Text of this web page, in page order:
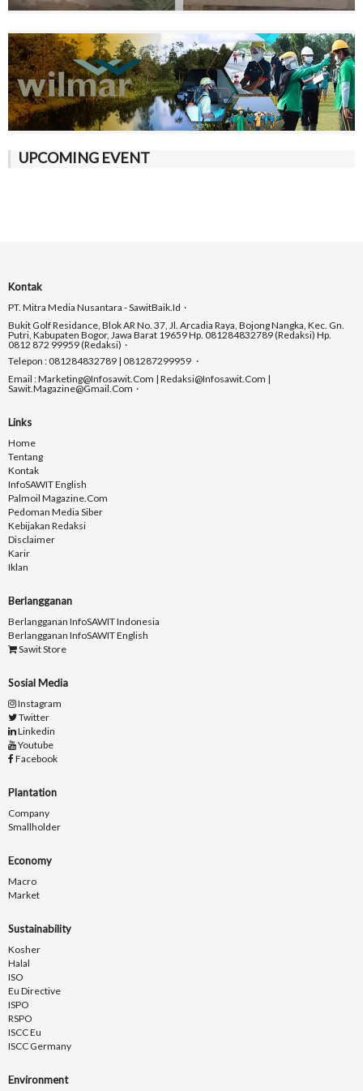
UPCOMING EVENT
Kontak
PT. Mitra Media Nusantara - SawitBaik.id
Bukit Golf Residance, Blok AR No. 37, Jl. Arcadia Raya, Bojong Nangka, Kec. Gn.
Putri, Kabupaten Bogor, Jawa Barat 19659 Hp. 081284832789 (Redaksi) Hp.
0812 872 99959 (Redaksi)
Telepon : 081284832789 | 081287299959
Email : Marketing@infosawit.com | Redaksi@infosawit.com |
Sawit.magazine@gmail.com
Links
Home
Tentang
Kontak
InfoSAWIT English
Palmoil Magazine.com
Pedoman Media Siber
Kebijakan Redaksi
Disclaimer
Karir
Iklan
Berlangganan
Berlangganan InfoSAWIT Indonesia
Berlangganan InfoSAWIT English
Sawit Store
Sosial Media
Instagram
Twitter
Linkedin
Youtube
Facebook
Plantation
Company
Smallholder
Economy
Macro
Market
Sustainability
Kosher
Halal
ISO
Eu Directive
ISPO
RSPO
ISCC Eu
ISCC Germany
Environment